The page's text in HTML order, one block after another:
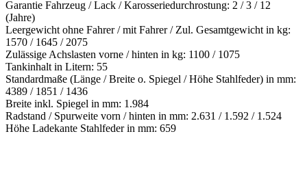
Garantie Fahrzeug / Lack / Karosseriedurchrostung: 2 / 3 / 12
(Jahre)
Leergewicht ohne Fahrer / mit Fahrer / Zul. Gesamtgewicht in kg:
1570 / 1645 / 2075
Zulässige Achslasten vorne / hinten in kg: 1100 / 1075
Tankinhalt in Litern: 55
Standardmaße (Länge / Breite o. Spiegel / Höhe Stahlfeder) in mm:
4389 / 1851 / 1436
Breite inkl. Spiegel in mm: 1.984
Radstand / Spurweite vorn / hinten in mm: 2.631 / 1.592 / 1.524
Höhe Ladekante Stahlfeder in mm: 659